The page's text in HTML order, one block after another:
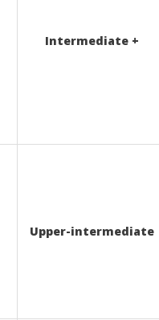
Intermediate +
Upper-intermediate